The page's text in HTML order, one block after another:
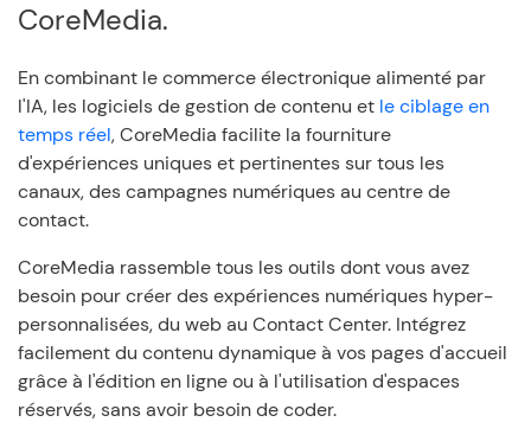
CoreMedia.
En combinant le commerce électronique alimenté par
l'IA, les logiciels de gestion de contenu et le ciblage en
temps réel, CoreMedia facilite la fourniture
d'expériences uniques et pertinentes sur tous les
canaux, des campagnes numériques au centre de
contact.
CoreMedia rassemble tous les outils dont vous avez
besoin pour créer des expériences numériques hyper-
personnalisées, du web au Contact Center. Intégrez
facilement du contenu dynamique à vos pages d'accueil
grâce à l'édition en ligne ou à l'utilisation d'espaces
réservés, sans avoir besoin de coder.